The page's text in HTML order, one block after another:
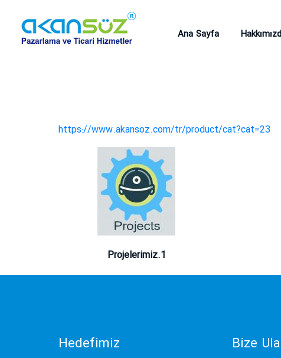
Ana Sayfa
https://www.akansoz.com/tr/product/cat?cat=23
Projelerimiz.1
Hedefimiz Bize